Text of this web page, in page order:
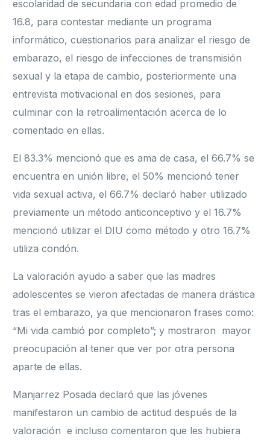
escolaridad de secundaria con edad promedio de
16.8, para contestar mediante un programa
informático, cuestionarios para analizar el riesgo de
embarazo, el riesgo de infecciones de transmisión
sexual y la etapa de cambio, posteriormente una
entrevista motivacional en dos sesiones, para
culminar con la retroalimentación acerca de lo
comentado en ellas.
El 83.3% mencionó que es ama de casa, el 66.7% se
encuentra en unión libre, el 50% mencionó tener
vida sexual activa, el 66.7% declaró haber utilizado
previamente un método anticonceptivo y el 16.7%
mencionó utilizar el DIU como método y otro 16.7%
utiliza condón.
La valoración ayudo a saber que las madres
adolescentes se vieron afectadas de manera drástica
tras el embarazo, ya que mencionaron frases como:
“Mi vida cambió por completo”; y mostraron mayor
preocupación al tener que ver por otra persona
aparte de ellas.
Manjarrez Posada declaró que las jóvenes
manifestaron un cambio de actitud después de la
valoración e incluso comentaron que les hubiera